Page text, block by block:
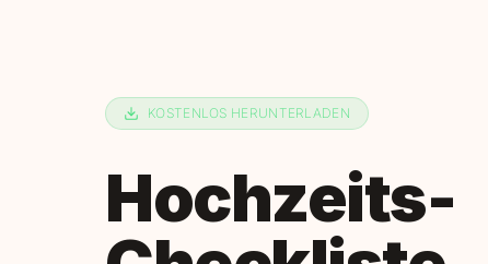
KOSTENLOS HERUNTERLADEN
Hochzeits-